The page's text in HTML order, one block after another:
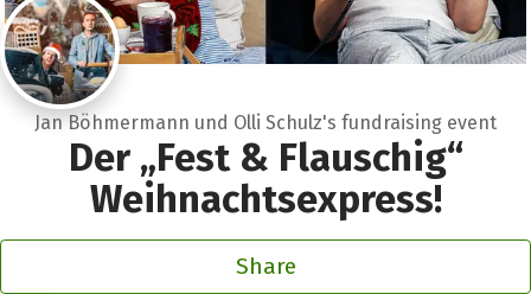
Jan Böhmermann und Olli Schulz's fundraising event
Der „Fest & Flauschig“
Weihnachtsexpress!
Share